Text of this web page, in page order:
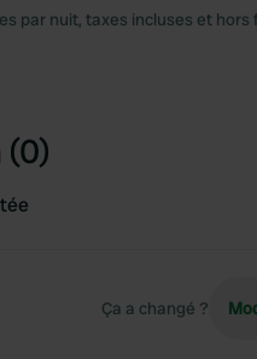
par nuit, taxes incluses et hors
Ça a changé ?